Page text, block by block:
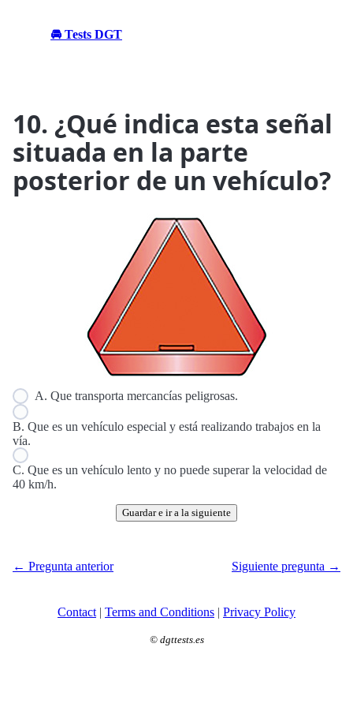
🚘 Tests DGT
10. ¿Qué indica esta señal
situada en la parte
posterior de un vehículo?
A. Que transporta mercancías peligrosas.
B. Que es un vehículo especial y está realizando trabajos en la
vía.
C. Que es un vehículo lento y no puede superar la velocidad de
40 km/h.
Guardar e ir a la siguiente
← Pregunta anterior Siguiente pregunta →
Contact | Terms and Conditions | Privacy Policy
© dgttests.es